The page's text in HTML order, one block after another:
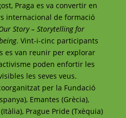
Praga es va convertir en
internacional de formació
Story – Storytelling for
. Vint-i-cinc participants
es van reunir per explorar
poden enfortir les
les seves veus.
per la Fundació
Emantes (Grècia),
Prague Pride (Txèquia)